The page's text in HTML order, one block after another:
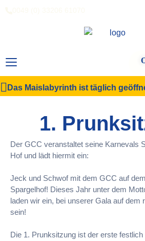
Das Maislabyrinth ist täglich
1.
Der GCC veranstaltet seine Karnevals
Hof und lädt hiermit ein:
Jeck und Schwof mit dem GCC auf
Spargelhof! Dieses Jahr unter dem
laden wir ein, bei unserer Gala auf dem
sein!
Die 1. Prunksitzung ist der erste